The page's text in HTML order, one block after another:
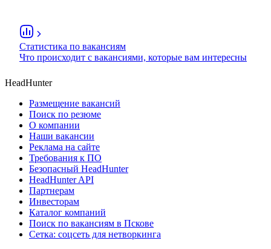
Статистика по вакансиям
Что происходит с вакансиями, которые вам интересны
HeadHunter
Размещение вакансий
Поиск по резюме
О компании
Наши вакансии
Реклама на сайте
Требования к ПО
Безопасный HeadHunter
HeadHunter API
Партнерам
Инвесторам
Каталог компаний
Поиск по вакансиям в Пскове
Сетка: соцсеть для нетворкинга